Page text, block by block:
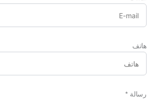
هاتف
رسالة *